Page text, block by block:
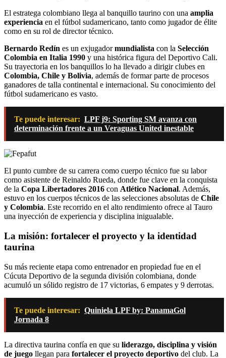
El estratega colombiano llega al banquillo taurino con una amplia
experiencia en el fútbol sudamericano, tanto como jugador de élite
como en su rol de director técnico.
Bernardo Redín es un exjugadormundialista con la Selección
Colombia en Italia 1990 y una histórica figura del Deportivo Cali.
Su trayectoria en los banquillos lo ha llevado a dirigir clubes en
Colombia, Chile y Bolivia, además de formar parte de procesos
ganadores de talla continental e internacional. Su conocimiento del
fútbol sudamericano es vasto.
Te puede interesar: LPF j9: Sporting SM avanza con
determinación frente a un Veraguas United inestable
El punto cumbre de su carrera como cuerpo técnico fue su labor
como asistente de Reinaldo Rueda, donde fue clave en la conquista
de la Copa Libertadores 2016 con Atlético Nacional. Además,
estuvo en los cuerpos técnicos de las selecciones absolutas de Chile
y Colombia. Este recorrido en el alto rendimiento ofrece al Tauro
una inyección de experiencia y disciplina inigualable.
La misión: fortalecer el proyecto y la identidad
taurina
Su más reciente etapa como entrenador en propiedad fue en el
Cúcuta Deportivo de la segunda división colombiana, donde
acumuló un sólido registro de 17 victorias, 6 empates y 9 derrotas.
Te puede interesar: Quiniela LPF by: PanamaGol
Jornada 8
La directiva taurina confía en que su liderazgo, disciplina y visión
de juego llegan para fortalecer el proyecto deportivo del club. La